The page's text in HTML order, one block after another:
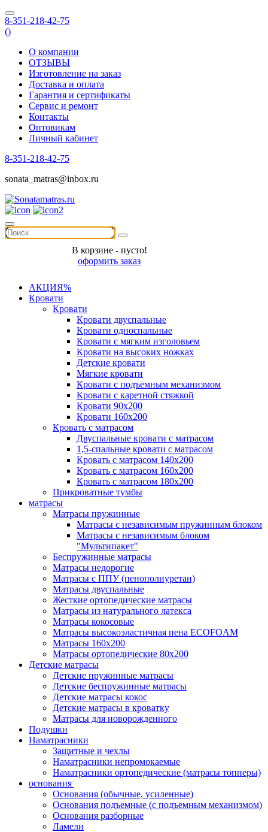
8-351-218-42-75
()
О компании
ОТЗЫВЫ
Изготовление на заказ
Доставка и оплата
Гарантия и сертификаты
Сервис и ремонт
Контакты
Оптовикам
Личный кабинет
8-351-218-42-75
sonata_matras@inbox.ru
В корзине - пусто!
оформить заказ
АКЦИЯ%
Кровати
Кровати
Кровати двуспальные
Кровати односпальные
Кровати с мягким изголовьем
Кровати на высоких ножках
Детские кровати
Мягкие кровати
Кровати с подъемным механизмом
Кровати с каретной стяжкой
Кровати 90х200
Кровати 160х200
Кровать с матрасом
Двуспальные кровати с матрасом
1,5-спальные кровати с матрасом
Кровать с матрасом 140х200
Кровать с матрасом 160х200
Кровать с матрасом 180х200
Прикроватные тумбы
матрасы
Матрасы пружинные
Матрасы с независимым пружинным блоком
Матрасы с независимым блоком
"Мультипакет"
Беспружинные матрасы
Матрасы недорогие
Матрасы с ППУ (пенополиуретан)
Матрасы двуспальные
Жесткие ортопедические матрасы
Матрасы из натурального латекса
Матрасы кокосовые
Матрасы высокоэластичная пена ECOFOAM
Матрасы 160х200
Матрасы ортопедические 80х200
Детские матрасы
Детские пружинные матрасы
Детские беспружинные матрасы
Детские матрасы кокос
Детские матрасы в кроватку
Матрасы для новорожденного
Подушки
Наматрасники
Защитные и чехлы
Наматрасники непромокаемые
Наматрасники ортопедические (матрасы топперы)
основания
Основания (обычные, усиленные)
Основания подъемные (с подъемным механизмом)
Основания разборные
Ламели